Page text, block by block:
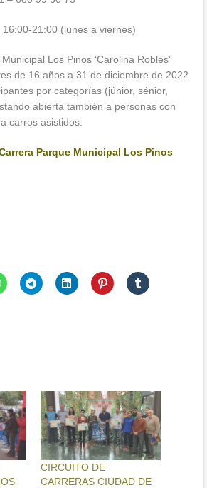
21:00 (lunes a viernes)
Los Pinos ‘Carolina Robles’
de 16 años a 31 de diciembre de 2022
por categorías (júnior, sénior,
abierta también a personas con
carros asistidos.
Parque Municipal Los Pinos
CIRCUITO DE
CARRERAS CIUDAD DE